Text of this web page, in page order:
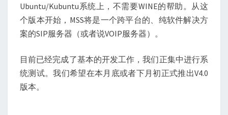
Ubuntu/Kubuntu系统上，不需要WINE的帮助。从这
个版本开始，MSS将是一个跨平台的、纯软件解决方
案的SIP服务器（或者说VOIP服务器）。
目前已经完成了基本的开发工作，我们正集中进行系
统测试。我们希望在本月底或者下月初正式推出V4.0
版本。